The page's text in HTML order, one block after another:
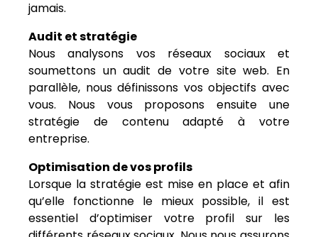
jamais.
Audit et stratégie
Nous analysons vos réseaux sociaux et
soumettons un audit de votre site web. En
parallèle, nous définissons vos objectifs avec
vous. Nous vous proposons ensuite une
stratégie de contenu adapté à votre
entreprise.
Optimisation de vos profils
Lorsque la stratégie est mise en place et afin
qu’elle fonctionne le mieux possible, il est
essentiel d’optimiser votre profil sur les